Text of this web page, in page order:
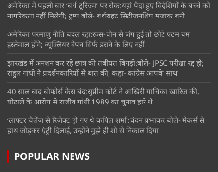
अमेरिका में पहली बार ‘बर्थ टूरिज्म’ पर रोक:यहां पैदा हुए विदेशियों के बच्चे को
नागरिकता नहीं मिलेगी; ट्रम्प बोले- बर्थराइट सिटीजनशिप मजाक बनी
अमेरिका परमाणु नीति बदल रहा:रूस-चीन से जंग हुई तो छोटे एटम बम
इस्तेमाल होंगे; न्यूक्लियर वेपन सिर्फ डराने के लिए नहीं
झारखंड में अनशन कर रहे छात्र की तबीयत बिगड़ी:बोले- JPSC परीक्षा रद्द हो;
राहुल गांधी ने प्रदर्शनकारियों से बात की, कहा- कांग्रेस आपके साथ
40 साल बाद बोफोर्स केस बंद:सुप्रीम कोर्ट ने आखिरी याचिका खारिज की,
घोटाले के आरोप से राजीव गांधी 1989 का चुनाव हारे थे
‘लाफ्टर चैलेंज से रिजेक्ट हो गए थे कपिल शर्मा’:चंदन प्रभाकर बोले- मेकर्स से
हाथ जोड़कर एंट्री दिलाई, उन्होंने मुझे ही शो से निकाल दिया
POPULAR NEWS